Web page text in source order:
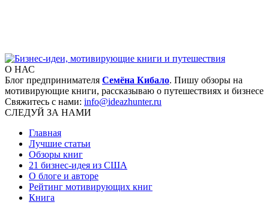
О НАС
Блог предпринимателя Семёна Кибало. Пишу обзоры на
мотивирующие книги, рассказываю о путешествиях и бизнесе
Свяжитесь с нами: info@ideazhunter.ru
СЛЕДУЙ ЗА НАМИ
Главная
Лучшие статьи
Обзоры книг
21 бизнес-идея из США
О блоге и авторе
Рейтинг мотивирующих книг
Книга